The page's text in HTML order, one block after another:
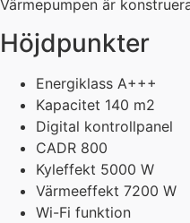
Värmepumpen är
Höjdpunkter
Energiklass A+++
Kapacitet 140 m2
Digital kontrollpanel
CADR 800
Kyleffekt 5000 W
Värmeeffekt 7200 W
Wi-Fi funktion